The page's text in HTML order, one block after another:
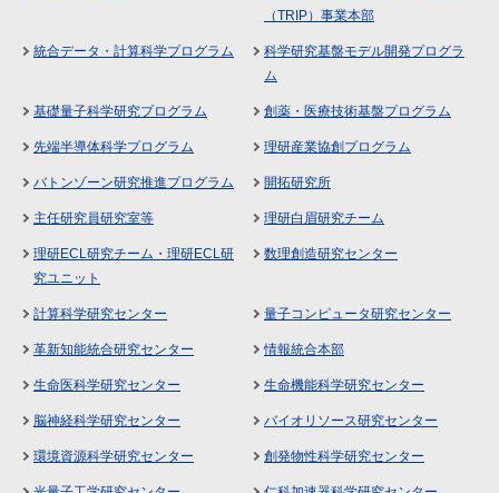
（TRIP）事業本部
統合データ・計算科学プログラム
科学研究基盤モデル開発プログラ
ム
基礎量子科学研究プログラム 創薬・医療技術基盤プログラム
先端半導体科学プログラム 理研産業協創プログラム
バトンゾーン研究推進プログラム 開拓研究所
主任研究員研究室等 理研白眉研究チーム
理研ECL研究チーム・理研ECL研
究ユニット
数理創造研究センター
計算科学研究センター 量子コンピュータ研究センター
革新知能統合研究センター 情報統合本部
生命医科学研究センター 生命機能科学研究センター
脳神経科学研究センター バイオリソース研究センター
環境資源科学研究センター 創発物性科学研究センター